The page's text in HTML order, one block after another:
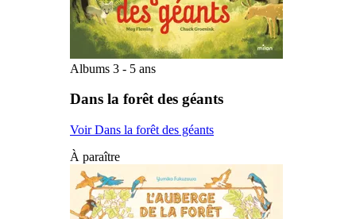
Albums 3 - 5 ans
Dans la forêt des géants
Voir Dans la forêt des géants
À paraître